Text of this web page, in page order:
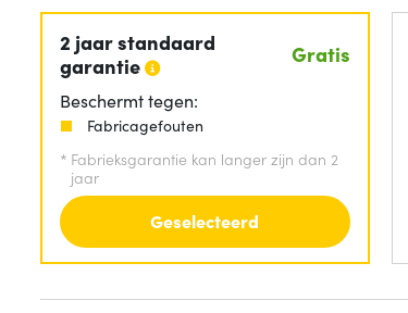
2 jaar standaard
garantie
Gratis
Beschermt tegen:
Fabricagefouten
* Fabrieksgarantie kan langer zijn dan 2
jaar
Geselecteerd